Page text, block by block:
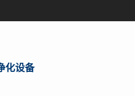
化设备